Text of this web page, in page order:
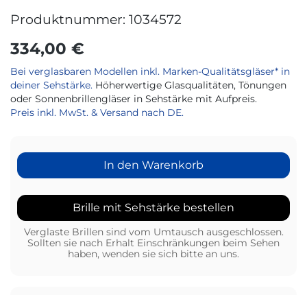
Produktnummer: 1034572
334,00 €
Bei verglasbaren Modellen inkl. Marken-Qualitätsgläser* in
deiner Sehstärke. Höherwertige Glasqualitäten, Tönungen
oder Sonnenbrillengläser in Sehstärke mit Aufpreis.
Preis inkl. MwSt. & Versand nach DE.
In den Warenkorb
Brille mit Sehstärke bestellen
Verglaste Brillen sind vom Umtausch ausgeschlossen.
Sollten sie nach Erhalt Einschränkungen beim Sehen
haben, wenden sie sich bitte an uns.